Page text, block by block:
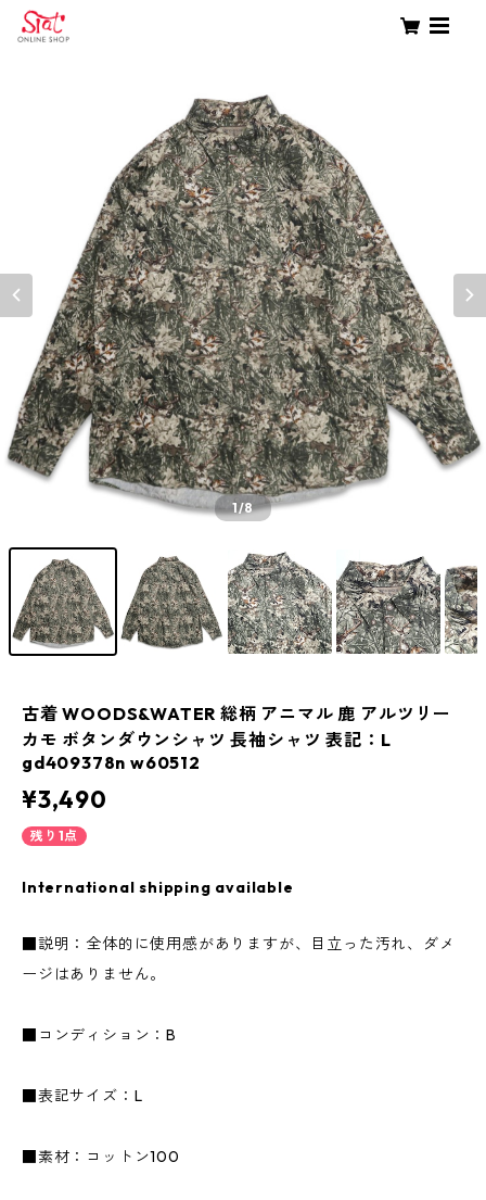
1/8
古着 WOODS&WATER 総柄 アニマル 鹿 アルツリー
カモ ボタンダウンシャツ 長袖シャツ 表記：L
gd409378n w60512
¥3,490
残り1点
International shipping available
■説明：全体的に使用感がありますが、目立った汚れ、ダメ
ージはありません。
■コンディション：B
■表記サイズ：L
■素材：コットン100